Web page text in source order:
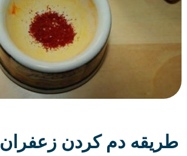
طریقه دم کردن زعفران